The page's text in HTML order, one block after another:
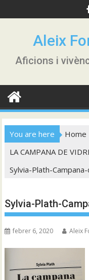
to
Aleix
Aficions i
You are here Home
LA CAMPANA DE
Sylvia-Plath-
Sylvia-Plath-
febrer 6, 2020 Aleix